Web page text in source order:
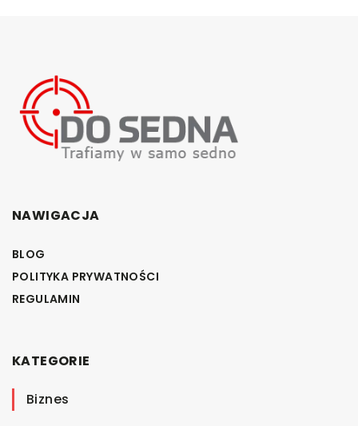
NAWIGACJA
BLOG
POLITYKA PRYWATNOŚCI
REGULAMIN
KATEGORIE
Biznes